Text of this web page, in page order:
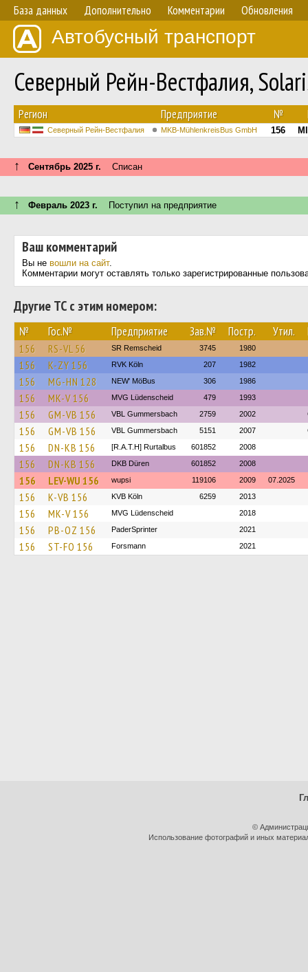
База данных Дополнительно Комментарии Обновления
Автобусный транспорт
Северный Рейн-Вестфалия,
Регион Предприятие №
Северный Рейн-Вестфалия MKB-MühlenkreisBus GmbH 156
↑ Сентябрь 2025 г. Списан
↑ Февраль 2023 г. Поступил на предприятие
Ваш комментарий
Вы не вошли на сайт.
Комментарии могут оставлять только зарегистрированные
Другие ТС с этим номером:
№ Гос.№ Предприятие Зав.№ Постр. Утил.
156 RS-VL 56 SR Remscheid 3745 1980
156 K-ZY 156 RVK Köln 207 1982
156 MG-HN 128 NEW' MöBus 306 1986
156 MK-V 156 MVG Lüdenscheid 479 1993
156 GM-VB 156 VBL Gummersbach 2759 2002
156 GM-VB 156 VBL Gummersbach 5151 2007
156 DN-KB 156 [R.A.T.H] Rurtalbus 601852 2008
156 DN-KB 156 DKB Düren 601852 2008
156 LEV-WU 156 wupsi 119106 2009 07.2025
156 K-VB 156 KVB Köln 6259 2013
156 MK-V 156 MVG Lüdenscheid 2018
156 PB-OZ 156 PaderSprinter 2021
156 ST-FO 156 Forsmann 2021
©
Использование фотографий и иных